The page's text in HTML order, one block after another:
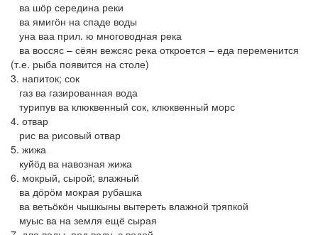
ва шӧр середина реки
ва ямигӧн на спаде воды
уна ваа прил. ю многоводная река
ва воссяс – сёян вежсяс река откроется – еда переменится
(т.е. рыба появится на столе)
3. напиток; сок
газ ва газированная вода
турипув ва клюквенный сок, клюквенный морс
4. отвар
рис ва рисовый отвар
5. жижа
куйӧд ва навозная жижа
6. мокрый, сырой; влажный
ва дӧрӧм мокрая рубашка
ва ветьӧкӧн чышкыны вытереть влажной тряпкой
муыс ва на земля ещё сырая